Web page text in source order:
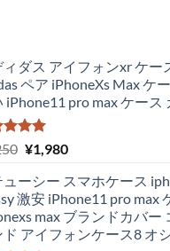
ィダス アイフォンxr ケー
ペア iPhoneXs Max ケ
iPhone11 pro max ケース
中
の評価
元
価
格
は
¥4,250
¥1,980現
の
価
格
は
ューシー スマホケース
激安 iPhone11 pro max
max ブランドカバー
ド アイフォンケース8 オ